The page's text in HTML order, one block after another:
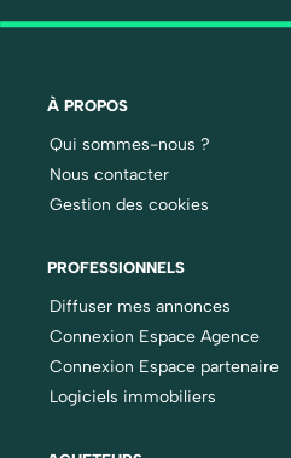
Agent commercial (Entreprise
RSAC 504 513 409 - Lille
RCP Bezley MA035A20ANPM/
À PROPOS
Qui sommes-nous ?
Nous contacter
Gestion des cookies
PROFESSIONNELS
Diffuser mes annonces
Connexion Espace Agence
Connexion Espace partenaire
Logiciels immobiliers